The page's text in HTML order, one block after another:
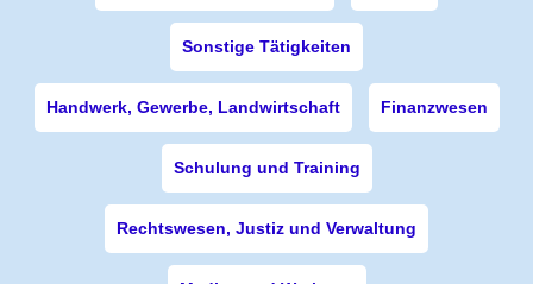
Sonstige Tätigkeiten
Handwerk, Gewerbe, Landwirtschaft Finanzwesen
Schulung und Training
Rechtswesen, Justiz und Verwaltung